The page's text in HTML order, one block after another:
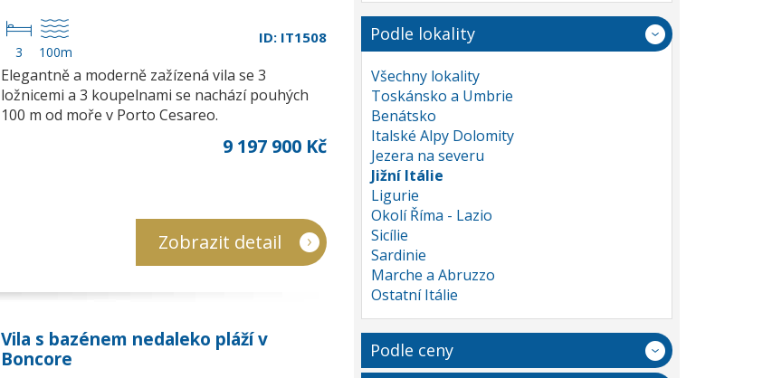
3 100m
ID: IT1508
Elegantně a moderně zažízená vila se 3
ložnicemi a 3 koupelnami se nachází pouhých
100 m od moře v Porto Cesareo.
9 197 900 Kč
Zobrazit detail
Vila s bazénem nedaleko pláží v
Boncore
Podle lokality
Všechny lokality
Toskánsko a Umbrie
Benátsko
Italské Alpy Dolomity
Jezera na severu
Jižní Itálie
Ligurie
Okolí Říma - Lazio
Sicílie
Sardinie
Marche a Abruzzo
Ostatní Itálie
Podle ceny